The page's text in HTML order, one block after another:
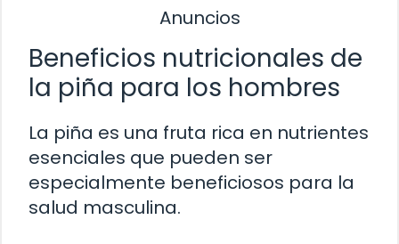
Anuncios
Beneficios nutricionales de
la piña para los hombres
La piña es una fruta rica en nutrientes
esenciales que pueden ser
especialmente beneficiosos para la
salud masculina.